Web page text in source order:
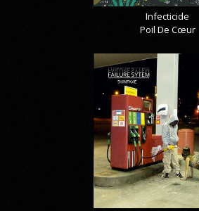
Infecticide
Poil De Cœur